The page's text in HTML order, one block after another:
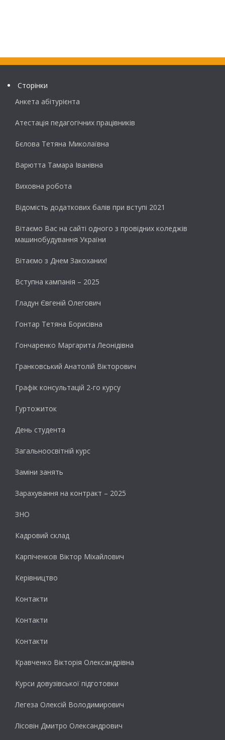
Сторінки
Анкета абітурієнта
Атестація педагогічних працівників
Бєлова Тетяна Миколаївна
Варютта Тамара Іванівна
Виховна робота
Відомість додаткових балів при вступі 2021
Вітаємо Вас на сайті одного з провідних коледжів
машинобудування України
Вітаємо з Днем Закоханих!
Вступна кампанія – 2025
Гладун Євгеній Олегович
Гонтар Тетяна Борисівна
Гончаренко Маргарита Леонідівна
Гранковський Анатолій Вікторович
Графік консультацій 2-го курсу
Гуртожиток
День студента
Загальноосвітній курс
Заміни занять
Зарахування на контракт – 2025
ЗНО
Кадровий склад
Карпіченков Віктор Міхайлович
Керівництво
Контакти
Контакти
Контакти
Кравченко Вікторія Олександрівна
Курси довузівської підготовки
Легеза Олексій Володимирович
Лісовін Дмитро Олександрович